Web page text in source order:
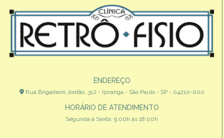
ENDEREÇO
Rua Brigadeiro Jordão, 312 - Ipiranga - São Paulo - SP - 04210-000
HORÁRIO DE ATENDIMENTO
Segunda à Sexta: 9:00h às 18:00h